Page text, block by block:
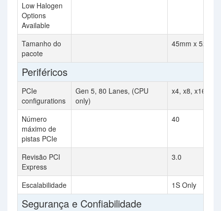
Low Halogen
Options
Available
Tamanho do
pacote
45mm x
Periféricos
PCIe
configurations
Gen 5, 80 Lanes, (CPU
only)
x4, x8, x16
Número
máximo de
pistas PCIe
40
Revisão PCI
Express
3.0
Escalabilidade 1S Only
Segurança e Confiabilidade